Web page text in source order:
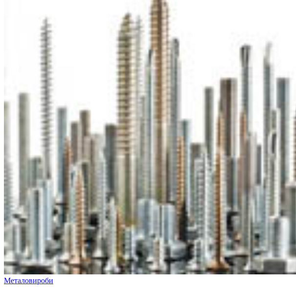
Металовироби